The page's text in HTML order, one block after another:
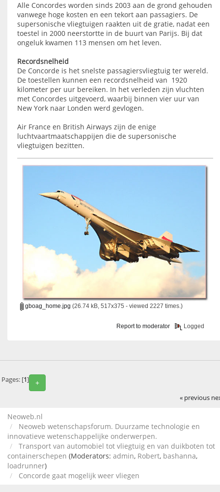
Alle Concordes worden sinds 2003 aan de grond gehouden
vanwege hoge kosten en een tekort aan passagiers. De
supersonische vliegtuigen raakten uit de gratie, nadat een
toestel in 2000 neerstortte in de buurt van Parijs. Bij dat
ongeluk kwamen 113 mensen om het leven.
Recordsnelheid
De Concorde is het snelste passagiersvliegtuig ter wereld.
De toestellen kunnen een recordsnelheid van 1920
kilometer per uur bereiken. In het verleden zijn vluchten
met Concordes uitgevoerd, waarbij binnen vier uur van
New York naar Londen werd gevlogen.
Air France en British Airways zijn de enige
luchtvaartmaatschappijen die de supersonische
vliegtuigen bezitten.
gboag_home.jpg (26.74 kB, 517x375 - viewed 2227 times.)
Report to moderator Logged
+
Pages: [1]
« previous
Neoweb.nl
Neoweb wetenschapsforum. Duurzame technologie en
innovatieve wetenschappelijke onderwerpen.
Transport van automobiel tot vliegtuig en van duikboten tot
containerschepen (Moderators: admin, Robert, bashanna,
loadrunner)
Concorde gaat mogelijk weer vliegen